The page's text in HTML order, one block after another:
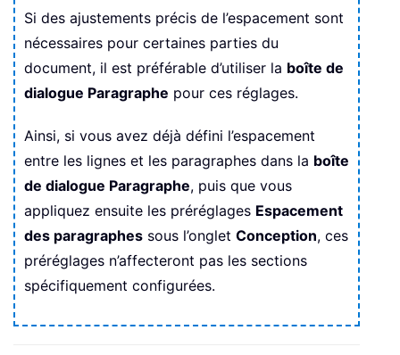
Si des ajustements précis de l’espacement sont
nécessaires pour certaines parties du
document, il est préférable d’utiliser la boîte de
dialogue Paragraphe pour ces réglages.
Ainsi, si vous avez déjà défini l’espacement
entre les lignes et les paragraphes dans la boîte
de dialogue Paragraphe, puis que vous
appliquez ensuite les préréglages Espacement
des paragraphes sous l’onglet Conception, ces
préréglages n’affecteront pas les sections
spécifiquement configurées.